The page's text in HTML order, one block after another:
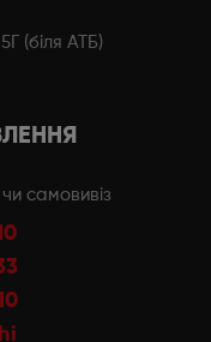
(біля АТБ)
самовивіз